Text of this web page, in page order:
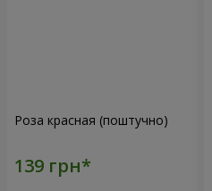
Роза красная (поштучно)